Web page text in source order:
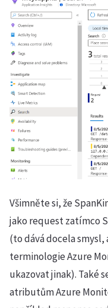
Všimněte si, že
jako request zatímco
(to dává docela
terminologie Azure
ukazovat jinak). Také
atributům Azure